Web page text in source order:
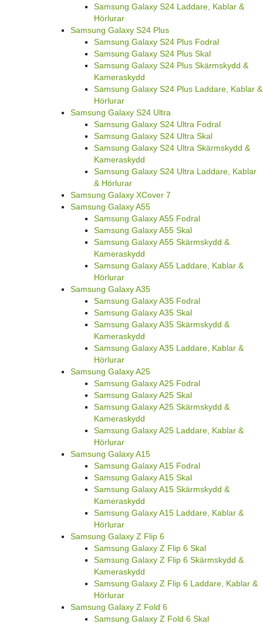
Samsung Galaxy S24 Laddare, Kablar &
Hörlurar
Samsung Galaxy S24 Plus
Samsung Galaxy S24 Plus Fodral
Samsung Galaxy S24 Plus Skal
Samsung Galaxy S24 Plus Skärmskydd &
Kameraskydd
Samsung Galaxy S24 Plus Laddare, Kablar &
Hörlurar
Samsung Galaxy S24 Ultra
Samsung Galaxy S24 Ultra Fodral
Samsung Galaxy S24 Ultra Skal
Samsung Galaxy S24 Ultra Skärmskydd &
Kameraskydd
Samsung Galaxy S24 Ultra Laddare, Kablar
& Hörlurar
Samsung Galaxy XCover 7
Samsung Galaxy A55
Samsung Galaxy A55 Fodral
Samsung Galaxy A55 Skal
Samsung Galaxy A55 Skärmskydd &
Kameraskydd
Samsung Galaxy A55 Laddare, Kablar &
Hörlurar
Samsung Galaxy A35
Samsung Galaxy A35 Fodral
Samsung Galaxy A35 Skal
Samsung Galaxy A35 Skärmskydd &
Kameraskydd
Samsung Galaxy A35 Laddare, Kablar &
Hörlurar
Samsung Galaxy A25
Samsung Galaxy A25 Fodral
Samsung Galaxy A25 Skal
Samsung Galaxy A25 Skärmskydd &
Kameraskydd
Samsung Galaxy A25 Laddare, Kablar &
Hörlurar
Samsung Galaxy A15
Samsung Galaxy A15 Fodral
Samsung Galaxy A15 Skal
Samsung Galaxy A15 Skärmskydd &
Kameraskydd
Samsung Galaxy A15 Laddare, Kablar &
Hörlurar
Samsung Galaxy Z Flip 6
Samsung Galaxy Z Flip 6 Skal
Samsung Galaxy Z Flip 6 Skärmskydd &
Kameraskydd
Samsung Galaxy Z Flip 6 Laddare, Kablar &
Hörlurar
Samsung Galaxy Z Fold 6
Samsung Galaxy Z Fold 6 Skal